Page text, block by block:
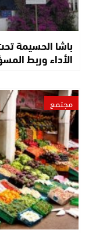
باشا الحسيمة
الأداء وربط
مجتمع